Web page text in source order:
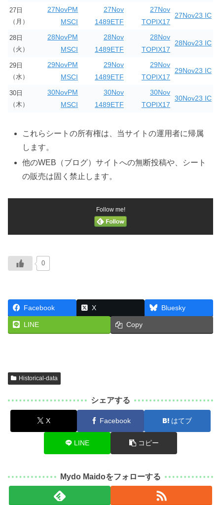
27日
（月）
27NovPM
MSCI
27Nov
1489ETF
27Nov
TOPIX17
27Nov23 IC
28日
（火）
28NovPM
MSCI
28Nov
1489ETF
28Nov
TOPIX17
28Nov23 IC
29日
（水）
29NovPM
MSCI
29Nov
1489ETF
29Nov
TOPIX17
29Nov23 IC
30日
（木）
30NovPM
MSCI
30Nov
1489ETF
30Nov
TOPIX17
30Nov23 IC
これらシートの所有権は、当サイトの運用者に帰属
します。
他のWEB（ブログ）サイトへの無断投稿や、シート
の販売は固く禁止します。
Follow me!
0
Facebook X Bluesky
LINE Copy
Historical-data
シェアする
X Facebook はてブ
LINE コピー
Mydo Maidoをフォローする